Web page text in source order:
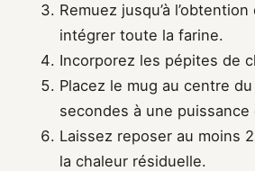
Remuez jusqu’à
intégrer toute la farine.
Incorporez les pépites de
Placez le mug au centre
secondes à une puissance
Laissez reposer au moins
la chaleur résiduelle.